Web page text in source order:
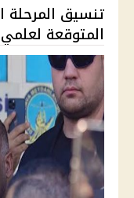
المتوقعة